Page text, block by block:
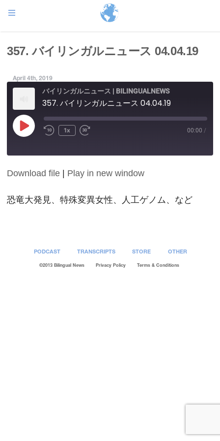
357. バイリンガルニュース 04.04.19
April 4th, 2019
バイリンガルニュース | BILINGUALNEWS
357. バイリンガルニュース 04.04.19
Play
Episode
1x 00:00 /
SHARE
LINK
Download file Play in new window
恐竜大発見、特殊変異女性、人工ゲノム、など
PODCAST TRANSCRIPTS STORE OTHER
©2013 Bilingual News Privacy Policy Terms & Conditions